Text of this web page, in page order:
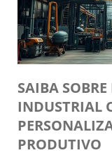
SAIBA
INDUSTRIAL
PRODUTIVO